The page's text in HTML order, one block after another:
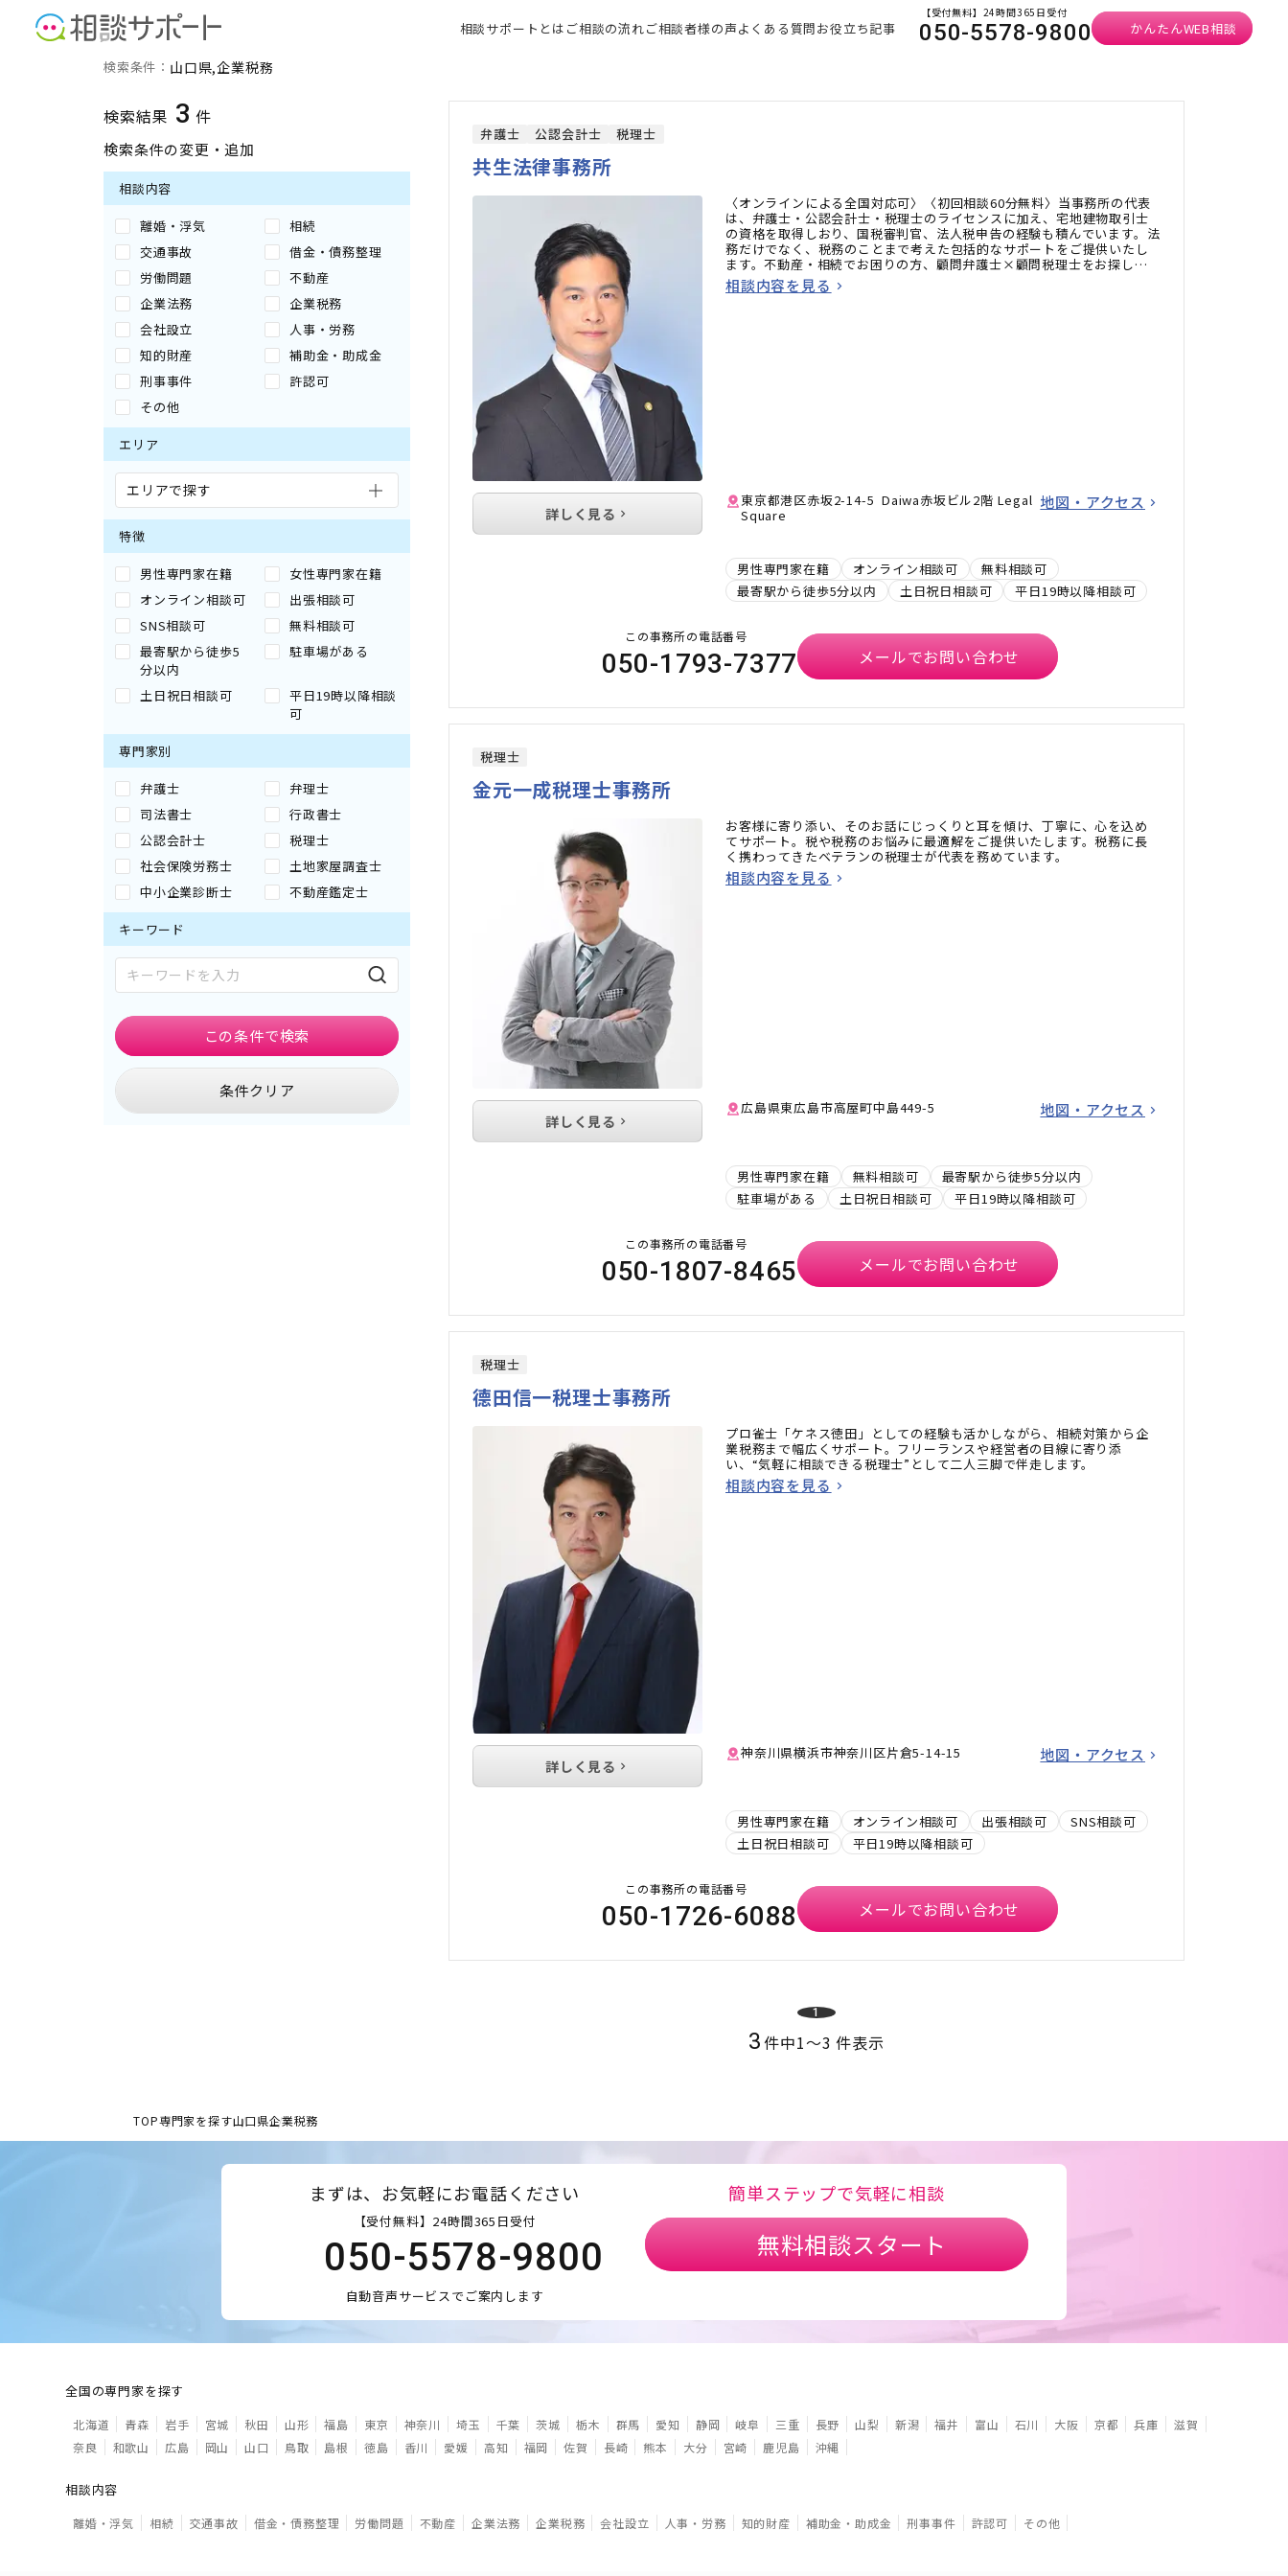
相談サポートとは ご相談の流れご相談者様の声よくある質問お役立ち記事
【受付無料】24時間365日受付
050-5578-9800 かんたんWEB相談
山口県の企業税務に強い専門家の検索結果
検索条件： 山口県 企業税務
検索結果 3 件
検索条件の変更・追加
相談内容
離婚・浮気
相続
交通事故
借金・債務整理
労働問題
不動産
企業法務
企業税務
会社設立
人事・労務
知的財産
補助金・助成金
刑事事件
許認可
その他
エリア
エリアで探す
特徴
男性専門家在籍
女性専門家在籍
オンライン相談可
出張相談可
SNS相談可
無料相談可
最寄駅から徒歩5
分以内
駐車場がある
土日祝日相談可
平日19時以降相談
可
専門家別
弁護士
弁理士
司法書士
行政書士
公認会計士
税理士
社会保険労務士
土地家屋調査士
中小企業診断士
不動産鑑定士
キーワード
条件クリア
この条件で検索
弁護士 公認会計士 税理士
共生法律事務所
〈オンラインによる全国対応可〉〈初回相談60分無料〉当事務所の代表
は、弁護士・公認会計士・税理士のライセンスに加え、宅地建物取引士
の資格を取得しおり、国税審判官、法人税申告の経験も積んでいます。法
務だけでなく、税務のことまで考えた包括的なサポートをご提供いたし
ます。不動産・相続でお困りの方、顧問弁護士×顧問税理士をお探しの
方はお気軽にご相談ください。
相談内容を見る
東京都港区赤坂2-14-5 Daiwa赤坂ビル2階 Legal
Square
地図・アクセス
男性専門家在籍 オンライン相談可
無料相談可
最寄駅から徒歩5分以内
土日祝日相談可 平日19時以降相談可
詳しく見る
この事務所の電話番号
050-1793-7377 メールでお問い合わせ
税理士
金元一成税理士事務所
お客様に寄り添い、そのお話にじっくりと耳を傾け、丁寧に、心を込め
てサポート。税や税務のお悩みに最適解をご提供いたします。税務に長
く携わってきたベテランの税理士が代表を務めています。
相談内容を見る
広島県東広島市高屋町中島449-5 地図・アクセス
男性専門家在籍 無料相談可
最寄駅から徒歩5分以内
駐車場がある
土日祝日相談可 平日19時以降相談可
詳しく見る
この事務所の電話番号
050-1807-8465 メールでお問い合わせ
税理士
德田信一税理士事務所
プロ雀士「ケネス徳田」としての経験も活かしながら、相続対策から企
業税務まで幅広くサポート。フリーランスや経営者の目線に寄り添
い、“気軽に相談できる税理士”として二人三脚で伴走します。
相談内容を見る
神奈川県横浜市神奈川区片倉5-14-15 地図・アクセス
男性専門家在籍 オンライン相談可 出張相談可
SNS相談可
土日祝日相談可
平日19時以降相談可
詳しく見る
この事務所の電話番号
050-1726-6088 メールでお問い合わせ
1
3件中1〜3 件表示
TOP専門家を探す山口県企業税務
まずは、お気軽にお電話ください
【受付無料】24時間365日受付
050-5578-9800
自動音声サービスでご案内します
簡単ステップで気軽に相談
無料相談スタート
全国の専門家を探す
北海道 青森 岩手 宮城 秋田 山形 福島 東京 神奈川 埼玉 千葉 茨城 栃木 群馬 愛知 静岡 岐阜 三重 長野 山梨 新潟 福井 富山 石川 大阪 京都 兵庫
滋賀
奈良
和歌山 広島 岡山 山口 鳥取 島根 徳島 香川 愛媛 高知 福岡 佐賀 長崎 熊本 大分 宮崎 鹿児島 沖縄
相談内容
離婚・浮気 相続 交通事故 借金・債務整理 労働問題 不動産 企業法務 企業税務 会社設立 人事・労務 知的財産 補助金・助成金 刑事事件 許認可 その他